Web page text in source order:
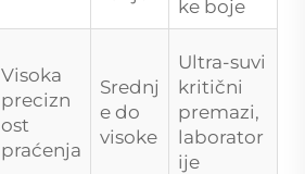
ke boje
Visoka
precizn
ost
praćenja
Srednj
e do
visoke
Ultra-suvi
kritični
premazi,
laborator
ije